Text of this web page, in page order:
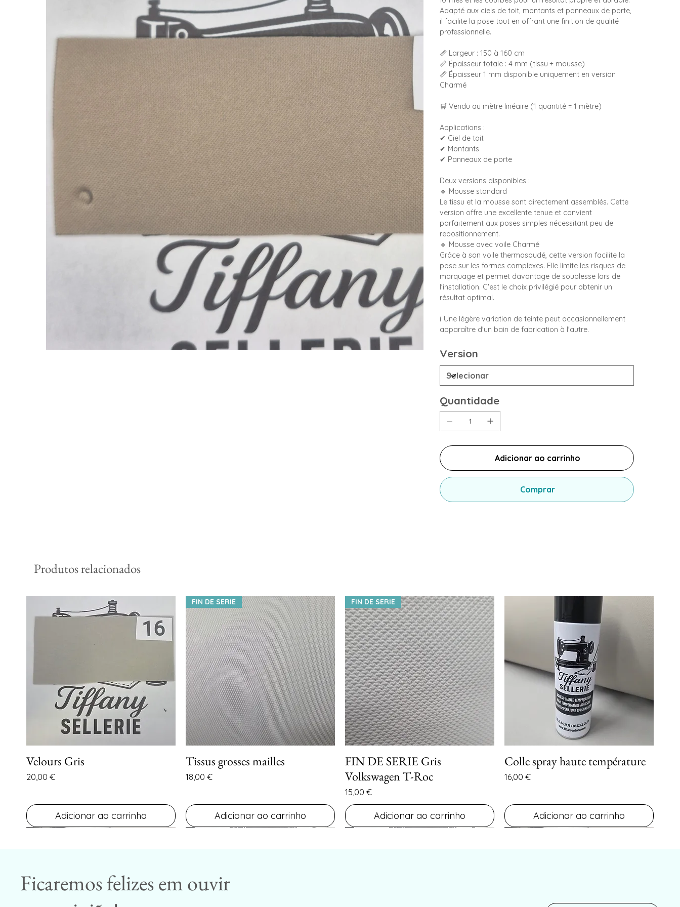
Adapté aux ciels de toit, montants et panneaux de porte,
il facilite la pose tout en offrant une finition de qualité
professionnelle.
📏 Largeur : 150 à 160 cm
📏 Épaisseur totale : 4 mm (tissu + mousse)
📏 Épaisseur 1 mm disponible uniquement en version
Charmé
🛒 Vendu au mètre linéaire (1 quantité = 1 mètre)
Applications :
✔ Ciel de toit
✔ Montants
✔ Panneaux de porte
Deux versions disponibles :
🔹 Mousse standard
Le tissu et la mousse sont directement assemblés. Cette
version offre une excellente tenue et convient
parfaitement aux poses simples nécessitant peu de
repositionnement.
🔹 Mousse avec voile Charmé
Grâce à son voile thermosoudé, cette version facilite la
pose sur les formes complexes. Elle limite les risques de
marquage et permet davantage de souplesse lors de
l'installation. C'est le choix privilégié pour obtenir un
résultat optimal.
ℹ️ Une légère variation de teinte peut occasionnellement
apparaître d'un bain de fabrication à l'autre.
Version
Quantidade
Adicionar ao carrinho
Comprar
Produtos relacionados
Visualização rápida
Velours Gris
Preço
20,00 €
Adicionar ao carrinho
Visualização rápida
FIN DE SERIE
Tissus grosses mailles
Preço
18,00 €
Adicionar ao carrinho
Visualização rápida
FIN DE SERIE
FIN DE SERIE Gris
Volkswagen T-Roc
Preço
15,00 €
Adicionar ao carrinho
Visualização rápida
Colle spray haute température
Preço
16,00 €
Adicionar ao carrinho
Ficaremos felizes em ouvir